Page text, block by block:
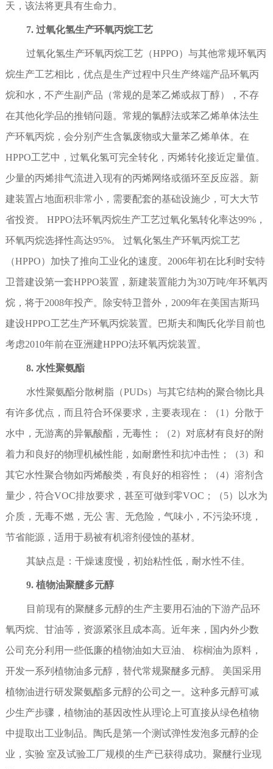
天，该法将更具有生命力。
7. 过氧化氢生产环氧丙烷工艺
过氧化氢生产环氧丙烷工艺（HPPO）与其他常规环氧丙
烷生产工艺相比，优点是生产过程中只生产终端产品环氧丙
烷和水，不产生副产品（常规的是苯乙烯或叔丁醇），不存
在其他化学品的推销问题。常规的氯醇法或苯乙烯单体法生
产环氧丙烷，会分别产生含氯废物或大量苯乙烯单体。在
HPPO工艺中，过氧化氢可完全转化，丙烯转化接近定量值。
少量的丙烯排气流进入现有的丙烯网络或循环至反应器。新
建装置占地面积非常小，需要配套的基础设施少，可大大节
省投资。 HPPO法环氧丙烷生产工艺过氧化氢转化率达99%，
环氧丙烷选择性高达95%。 过氧化氢生产环氧丙烷工艺
（HPPO）加快了推向工业化的速度。2006年初在比利时安特
卫普建设第一套HPPO装置，新建装置能力为30万吨/年环氧丙
烷，将于2008年投产。除安特卫普外，2009年在美国吉斯玛
建设HPPO工艺生产环氧丙烷装置。巴斯夫和陶氏化学目前也
考虑2010年前在亚洲建HPPO法环氧丙烷装置。
8. 水性聚氨酯
水性聚氨酯分散树脂（PUDs）与其它结构的聚合物比具
有许多优点，而且符合环保要求，主要表现在：（1）分散于
水中，无游离的异氰酸酯，无毒性；（2）对底材有良好的附
着力和良好的物理机械性能，如耐磨性和抗冲击性；（3）和
其它水性聚合物如丙烯酸类，有良好的相容性；（4）溶剂含
量少，符合VOC排放要求，甚至可做到零VOC；（5）以水为
介质，无毒不燃，无公 害、无危险，气味小，不污染环境，
节省能源，适用于易被有机溶剂侵蚀的基材。
其缺点是：干燥速度慢，初始粘性低，耐水性不佳。
9. 植物油聚醚多元醇
目前现有的聚醚多元醇的生产主要用石油的下游产品环
氧丙烷、甘油等，资源紧张且成本高。近年来，国内外少数
公司充分利用一些低廉的植物油如大豆油、 棕榈油为原料，
开发一系列植物油多元醇，替代常规聚醚多元醇。 美国采用
植物油进行研发聚氨酯多元醇的公司之一。这种多元醇可减
少生产步骤，植物油的基因改性从理论上可直接从绿色植物
中提取出工业制品。陶氏是第一个测试弹性发泡多元醇的企
业，实验 室及试验工厂规模的生产已获得成功。聚醚行业现